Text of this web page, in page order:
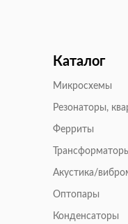
Каталог
Микросхемы
Резонаторы,
Ферриты
Акустика/
Оптопары
Конденсаторы